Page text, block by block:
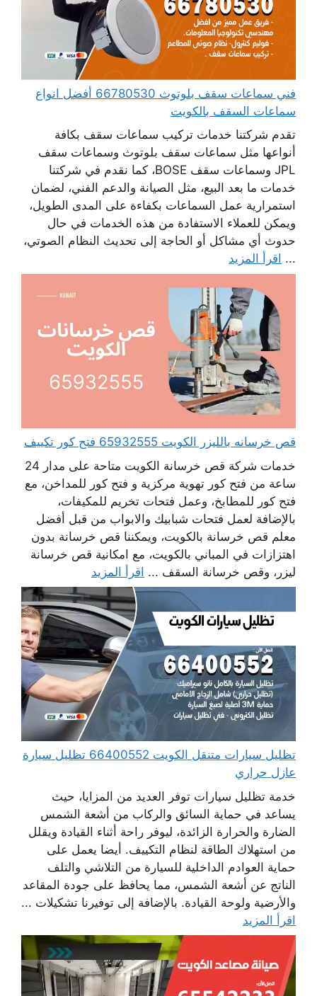
فني سماعات سقف بلوتوث 66780530 أفضل انواع
سماعات السقف بالكويت
تقدم شركتنا خدمات تركيب سماعات سقف بكافة
أنواعها مثل سماعات سقف بلوتوث وسماعات سقف
JPL وسماعات سقف BOSE، كما نقدم في شركتنا
خدمات ما بعد البيع، مثل الصيانة والدعم الفني، لضمان
استمرارية عمل السماعات بكفاءة على المدى الطويل،
ويمكن للعملاء الاستفادة من هذه الخدمات في حال
حدوث أي مشاكل أو الحاجة إلى تحديث النظام الصوتي،
... اقرأ المزيد
قص خرسانه بالليزر الكويت 65932555 فتح كور تكييف
خدمات شركة قص خرسانة الكويت متاحة على مدار 24
ساعة من فتح كور تهوية مركزية و فتح كور للمداخن، مع
فتح كور للمطابخ، وعمل فتحات تخريم للمكيفات،
بالإضافة لعمل فتحات شبابيك والابواب من قبل أفضل
معلم قص خرسانة بالكويت، ويمكننا قص خرسانة بدون
اهتزازات في المباني بالكويت، مع امكانية قص خرسانة
ليزر، وقص خرسانة السقف ... اقرأ المزيد
تظليل سيارات متنقل الكويت 66400552 تظليل سيارة
عازل حراري
خدمة تظليل سيارات توفر العديد من المزايا، حيث
يساعد في حماية السائق والركاب من أشعة الشمس
الضارة والحرارة الزائدة، ليوفر راحة أثناء القيادة ويقلل
من استهلاك الطاقة لنظام التكييف. أيضا يعمل على
حماية العوادم الداخلية للسيارة من التلاشي والتلف
الناتج عن أشعة الشمس، مما يحافظ على جودة المقاعد
والأرضية ولوحة القيادة. بالإضافة إلى توفيرنا تشكيلات ...
اقرأ المزيد